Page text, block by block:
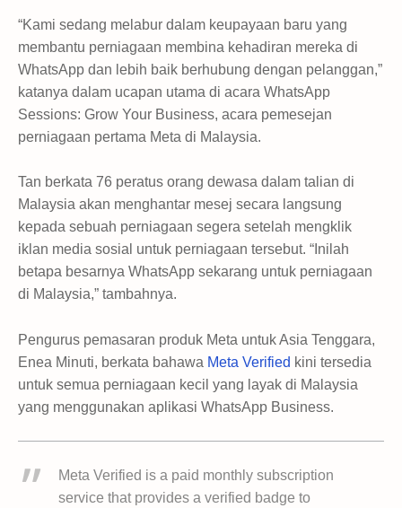
“Kami sedang melabur dalam keupayaan baru yang
membantu perniagaan membina kehadiran mereka di
WhatsApp dan lebih baik berhubung dengan pelanggan,”
katanya dalam ucapan utama di acara WhatsApp
Sessions: Grow Your Business, acara pemesejan
perniagaan pertama Meta di Malaysia.
Tan berkata 76 peratus orang dewasa dalam talian di
Malaysia akan menghantar mesej secara langsung
kepada sebuah perniagaan segera setelah mengklik
iklan media sosial untuk perniagaan tersebut. “Inilah
betapa besarnya WhatsApp sekarang untuk perniagaan
di Malaysia,” tambahnya.
Pengurus pemasaran produk Meta untuk Asia Tenggara,
Enea Minuti, berkata bahawa Meta Verified kini tersedia
untuk semua perniagaan kecil yang layak di Malaysia
yang menggunakan aplikasi WhatsApp Business.
Meta Verified is a paid monthly subscription
service that provides a verified badge to